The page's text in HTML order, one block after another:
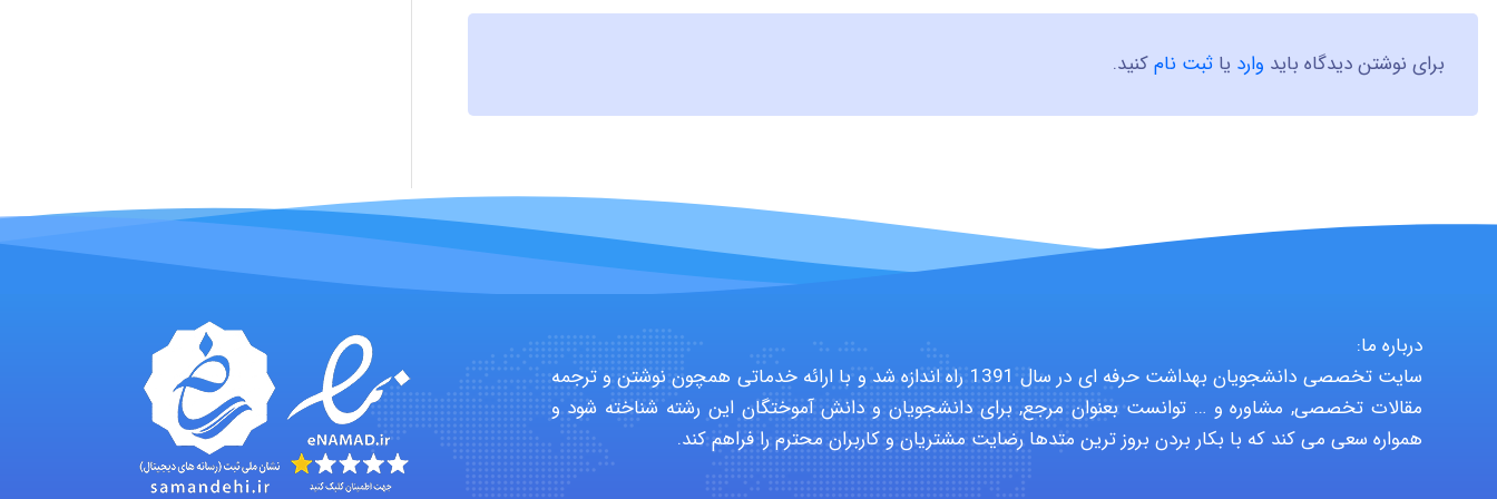
برای نوشتن دیدگاه باید وارد یا ثبت نامکنید.
درباره ما:
سایت تخصصی دانشجویان بهداشت حرفه ای در سال 1391 راه اندازه شد و با ارائه خدماتی همچون نوشتن و ترجمه
مقالات تخصصی, مشاوره و … توانست بعنوان مرجع, برای دانشجویان و دانش آموختگان این رشته شناخته شود و
همواره سعی می کند که با بکار بردن بروز ترین متدها رضایت مشتریان و کاربران محترم را فراهم کند.